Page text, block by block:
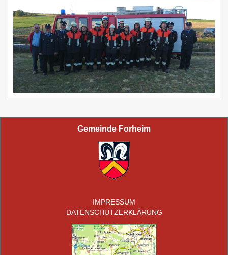
Gemeinde Forheim
IMPRESSUM
DATENSCHUTZERKLÄRUNG